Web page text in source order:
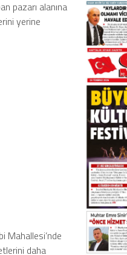
pazarı alanına
yerine
Mahallesi’nde
daha